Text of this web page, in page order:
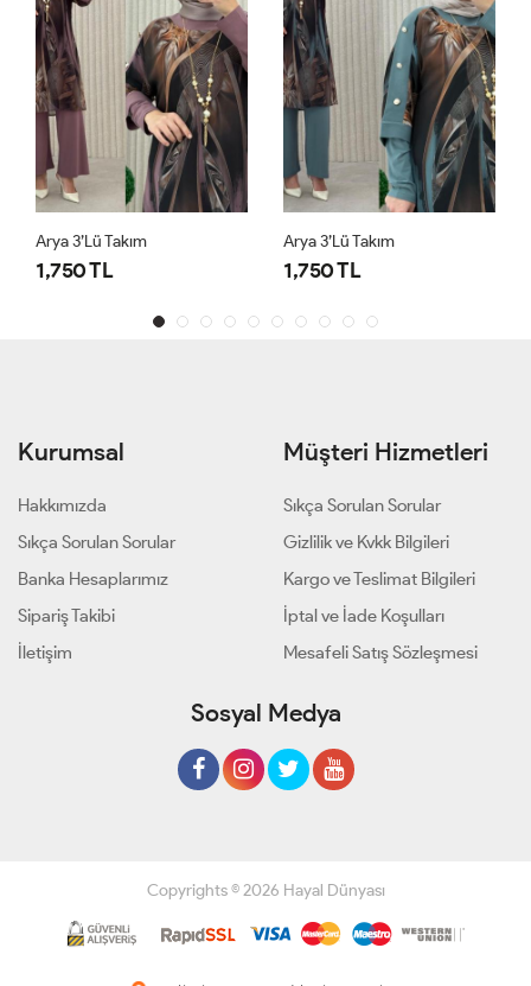
Arya 3’lü Takım
1,750 TL
Arya 3’lü Takım
1,750 TL
Kurumsal
Hakkımızda
Sıkça Sorulan Sorular
Banka Hesaplarımız
Sipariş Takibi
İletişim
Müşteri Hizmetleri
Sıkça Sorulan Sorular
Gizlilik ve Kvkk Bilgileri
Kargo ve Teslimat Bilgileri
İptal ve İade Koşulları
Mesafeli Satış Sözleşmesi
Sosyal Medya
Copyrights © 2026 Hayal Dünyası